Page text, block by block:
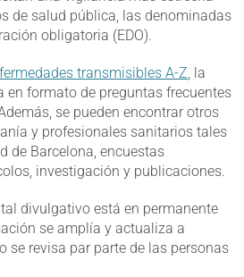
de salud pública, las denominadas
obligatoria (EDO).
transmisibles A-Z, la
en formato de preguntas frecuentes
se pueden encontrar otros
y profesionales sanitarios tales
de Barcelona, encuestas
investigación y publicaciones.
divulgativo está en permanente
se amplía y actualiza a
se revisa par parte de las personas